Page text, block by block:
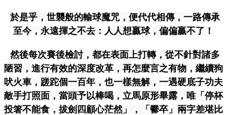
於是乎，世襲般的輸球魔咒，便代代相傳，一路傳承
至今，永遠揮之不去：人人想贏球，偏偏贏不了！
然後每次賽後檢討，都在表面上打轉，從不針對諸多
陋習，進行有效的深度改革，再怎麼言之有物，繼續狗
吠火車，蹉跎個一百年，也一樣無解，一遇硬底子功夫
敵手打照面，當頭予以棒喝，立馬原形畢露，唯「停杯
投箸不能食，拔劍四顧心茫然」，「鬰卒」兩字差堪比